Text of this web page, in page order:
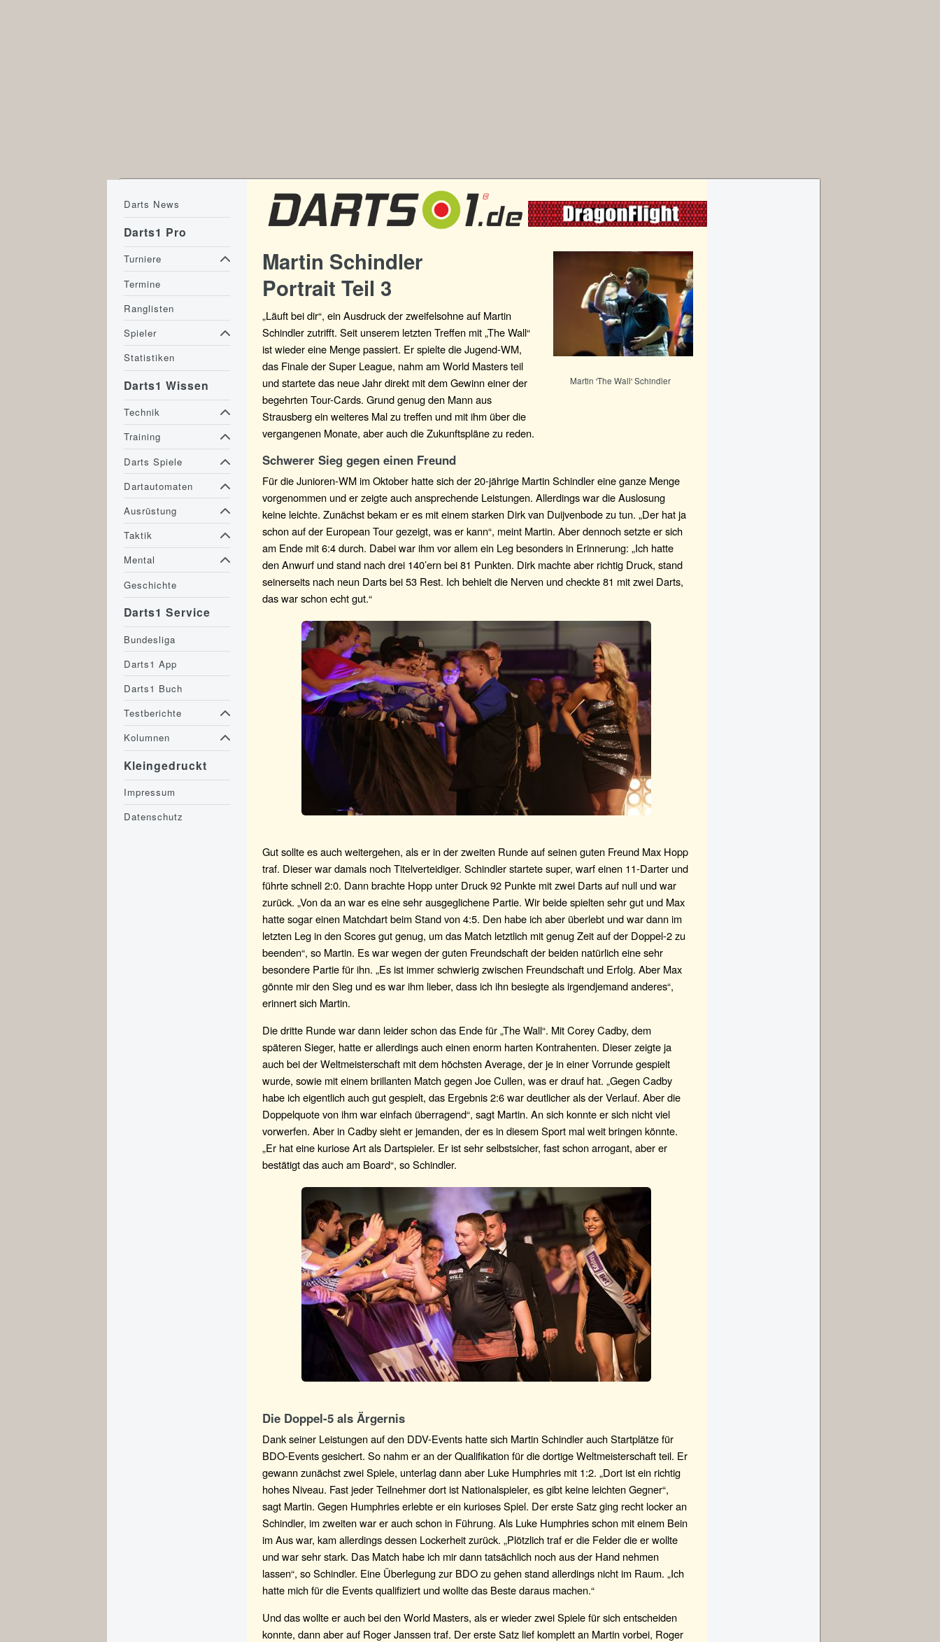
Martin 'The Wall' Schindler
Martin Schindler
Portrait Teil 3
„Läuft bei dir“, ein Ausdruck der zweifelsohne auf Martin
Schindler zutrifft. Seit unserem letzten Treffen mit „The Wall“
ist wieder eine Menge passiert. Er spielte die Jugend-WM,
das Finale der Super League, nahm am World Masters teil
und startete das neue Jahr direkt mit dem Gewinn einer der
begehrten Tour-Cards. Grund genug den Mann aus
Strausberg ein weiteres Mal zu treffen und mit ihm über die
vergangenen Monate, aber auch die Zukunftspläne zu reden.
Schwerer Sieg gegen einen Freund
Für die Junioren-WM im Oktober hatte sich der 20-jährige Martin Schindler eine ganze Menge
vorgenommen und er zeigte auch ansprechende Leistungen. Allerdings war die Auslosung
keine leichte. Zunächst bekam er es mit einem starken Dirk van Duijvenbode zu tun. „Der hat ja
schon auf der European Tour gezeigt, was er kann“, meint Martin. Aber dennoch setzte er sich
am Ende mit 6:4 durch. Dabei war ihm vor allem ein Leg besonders in Erinnerung: „Ich hatte
den Anwurf und stand nach drei 140’ern bei 81 Punkten. Dirk machte aber richtig Druck, stand
seinerseits nach neun Darts bei 53 Rest. Ich behielt die Nerven und checkte 81 mit zwei Darts,
das war schon echt gut.“
Gut sollte es auch weitergehen, als er in der zweiten Runde auf seinen guten Freund Max Hopp
traf. Dieser war damals noch Titelverteidiger. Schindler startete super, warf einen 11-Darter und
führte schnell 2:0. Dann brachte Hopp unter Druck 92 Punkte mit zwei Darts auf null und war
zurück. „Von da an war es eine sehr ausgeglichene Partie. Wir beide spielten sehr gut und Max
hatte sogar einen Matchdart beim Stand von 4:5. Den habe ich aber überlebt und war dann im
letzten Leg in den Scores gut genug, um das Match letztlich mit genug Zeit auf der Doppel-2 zu
beenden“, so Martin. Es war wegen der guten Freundschaft der beiden natürlich eine sehr
besondere Partie für ihn. „Es ist immer schwierig zwischen Freundschaft und Erfolg. Aber Max
gönnte mir den Sieg und es war ihm lieber, dass ich ihn besiegte als irgendjemand anderes“,
erinnert sich Martin.
Die dritte Runde war dann leider schon das Ende für „The Wall“. Mit Corey Cadby, dem
späteren Sieger, hatte er allerdings auch einen enorm harten Kontrahenten. Dieser zeigte ja
auch bei der Weltmeisterschaft mit dem höchsten Average, der je in einer Vorrunde gespielt
wurde, sowie mit einem brillanten Match gegen Joe Cullen, was er drauf hat. „Gegen Cadby
habe ich eigentlich auch gut gespielt, das Ergebnis 2:6 war deutlicher als der Verlauf. Aber die
Doppelquote von ihm war einfach überragend“, sagt Martin. An sich konnte er sich nicht viel
vorwerfen. Aber in Cadby sieht er jemanden, der es in diesem Sport mal weit bringen könnte.
„Er hat eine kuriose Art als Dartspieler. Er ist sehr selbstsicher, fast schon arrogant, aber er
bestätigt das auch am Board“, so Schindler.
Die Doppel-5 als Ärgernis
Dank seiner Leistungen auf den DDV-Events hatte sich Martin Schindler auch Startplätze für
BDO-Events gesichert. So nahm er an der Qualifikation für die dortige Weltmeisterschaft teil. Er
gewann zunächst zwei Spiele, unterlag dann aber Luke Humphries mit 1:2. „Dort ist ein richtig
hohes Niveau. Fast jeder Teilnehmer dort ist Nationalspieler, es gibt keine leichten Gegner“,
sagt Martin. Gegen Humphries erlebte er ein kurioses Spiel. Der erste Satz ging recht locker an
Schindler, im zweiten war er auch schon in Führung. Als Luke Humphries schon mit einem Bein
im Aus war, kam allerdings dessen Lockerheit zurück. „Plötzlich traf er die Felder die er wollte
und war sehr stark. Das Match habe ich mir dann tatsächlich noch aus der Hand nehmen
lassen“, so Schindler. Eine Überlegung zur BDO zu gehen stand allerdings nicht im Raum. „Ich
hatte mich für die Events qualifiziert und wollte das Beste daraus machen.“
Und das wollte er auch bei den World Masters, als er wieder zwei Spiele für sich entscheiden
konnte, dann aber auf Roger Janssen traf. Der erste Satz lief komplett an Martin vorbei, Roger
Darts News
Darts1 Pro
Turniere
Termine
Ranglisten
Spieler
Statistiken
Darts1 Wissen
Technik
Training
Darts Spiele
Dartautomaten
Ausrüstung
Taktik
Mental
Geschichte
Darts1 Service
Bundesliga
Darts1 App
Darts1 Buch
Testberichte
Kolumnen
Kleingedruckt
Impressum
Datenschutz